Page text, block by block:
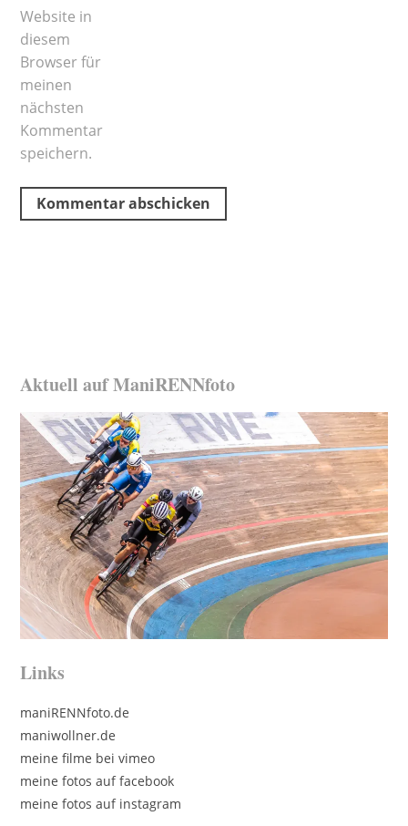
Website in
diesem
Browser für
meinen
nächsten
Kommentar
speichern.
Aktuell auf ManiRENNfoto
Links
maniRENNfoto.de
maniwollner.de
meine filme bei vimeo
meine fotos auf facebook
meine fotos auf instagram